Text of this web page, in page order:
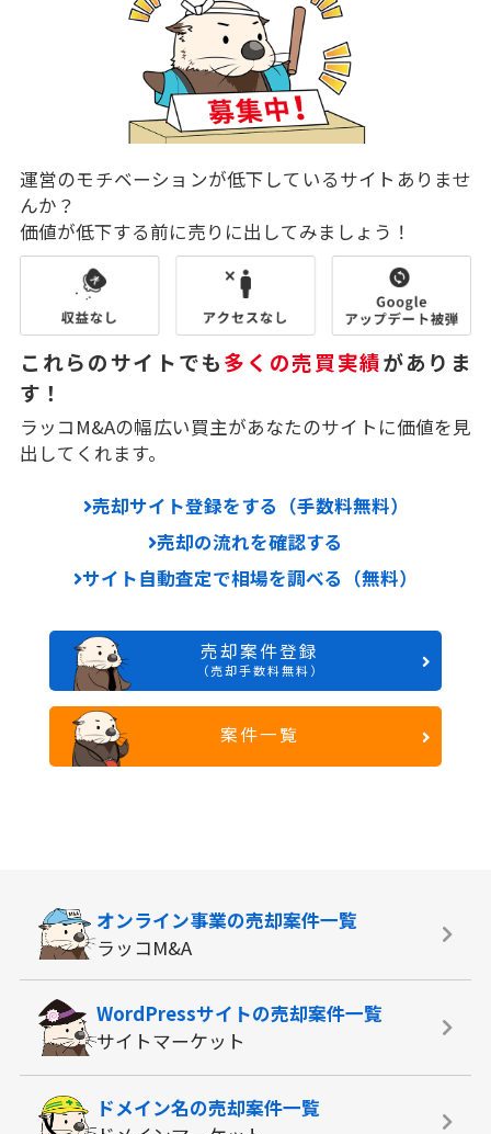
運営のモチベーションが低下しているサイトありませ
んか？
価値が低下する前に売りに出してみましょう！
これらのサイトでも多くの売買実績がありま
す！
ラッコM&Aの幅広い買主があなたのサイトに価値を見
出してくれます。
売却サイト登録をする（手数料無料）
売却の流れを確認する
サイト自動査定で相場を調べる（無料）
売却案件登録
（売却手数料無料）
案件一覧
オンライン事業の売却案件一覧
ラッコM&A
WordPressサイトの売却案件一覧
サイトマーケット
ドメイン名の売却案件一覧